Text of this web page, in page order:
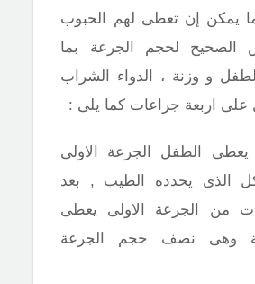
يمكن إن تعطى لهم الحبوب
لحجم الجرعة بما
و وزنة ، الدواء الشراب
على اربعة جراعات كما يلى :
: يعطى الطفل الجرعة الاولى
الذى يحدده الطيب , بعد
ساعات من الجرعة الاولى يعطى
وهى نصف حجم الجرعة